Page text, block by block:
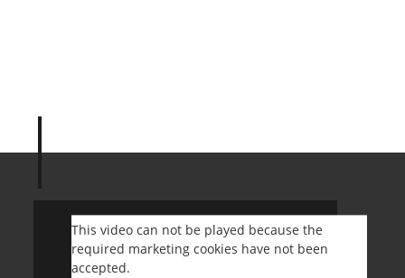
This video can not be played because the
required marketing cookies have not been
accepted.